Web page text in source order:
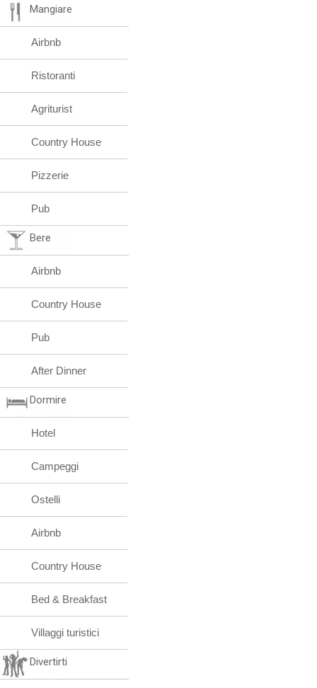
Mangiare
Airbnb
Ristoranti
Agriturist
Country House
Pizzerie
Pub
Bere
Airbnb
Country House
Pub
After Dinner
Dormire
Hotel
Campeggi
Ostelli
Airbnb
Country House
Bed & Breakfast
Villaggi turistici
Divertirti